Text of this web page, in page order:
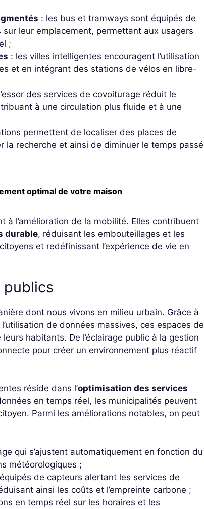
: les bus et tramways sont équipés de
leur emplacement, permettant aux usagers
;
: les villes intelligentes encouragent l’utilisation
et en intégrant des stations de vélos en libre-
des services de covoiturage réduit le
à une circulation plus fluide et à une
permettent de localiser des places de
la recherche et ainsi de diminuer le temps passé
optimal de votre maison
à l’amélioration de la mobilité. Elles contribuent
durable, réduisant les embouteillages et les
et redéfinissant l’expérience de vie en
publics
dont nous vivons en milieu urbain. Grâce à
de données massives, ces espaces de
habitants. De l’éclairage public à la gestion
pour créer un environnement plus réactif
réside dans l’optimisation des services
en temps réel, les municipalités peuvent
Parmi les améliorations notables, on peut
qui s’ajustent automatiquement en fonction du
météorologiques ;
de capteurs alertant les services de
ainsi les coûts et l’empreinte carbone ;
en temps réel sur les horaires et les